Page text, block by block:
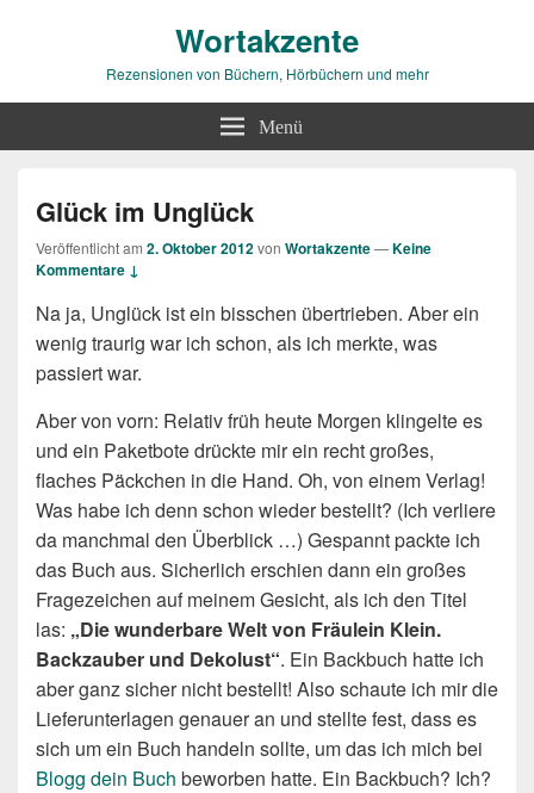
Wortakzente
Rezensionen von Büchern, Hörbüchern und mehr
Menü
Glück im Unglück
Veröffentlicht am 2. Oktober 2012von Wortakzente—Keine
Kommentare ↓
Na ja, Unglück ist ein bisschen übertrieben. Aber ein
wenig traurig war ich schon, als ich merkte, was
passiert war.
Aber von vorn: Relativ früh heute Morgen klingelte es
und ein Paketbote drückte mir ein recht großes,
flaches Päckchen in die Hand. Oh, von einem Verlag!
Was habe ich denn schon wieder bestellt? (Ich verliere
da manchmal den Überblick …) Gespannt packte ich
das Buch aus. Sicherlich erschien dann ein großes
Fragezeichen auf meinem Gesicht, als ich den Titel
las: „Die wunderbare Welt von Fräulein Klein.
Backzauber und Dekolust“. Ein Backbuch hatte ich
aber ganz sicher nicht bestellt! Also schaute ich mir die
Lieferunterlagen genauer an und stellte fest, dass es
sich um ein Buch handeln sollte, um das ich mich bei
Blogg dein Buch beworben hatte. Ein Backbuch? Ich?